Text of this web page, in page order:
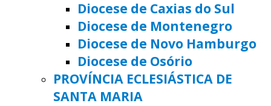
Diocese de Caxias do Sul
Diocese de Montenegro
Diocese de Novo Hamburgo
Diocese de Osório
PROVÍNCIA ECLESIÁSTICA DE
SANTA MARIA